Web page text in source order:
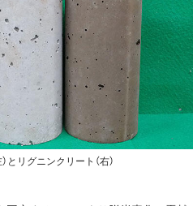
とリグニンクリート（右）